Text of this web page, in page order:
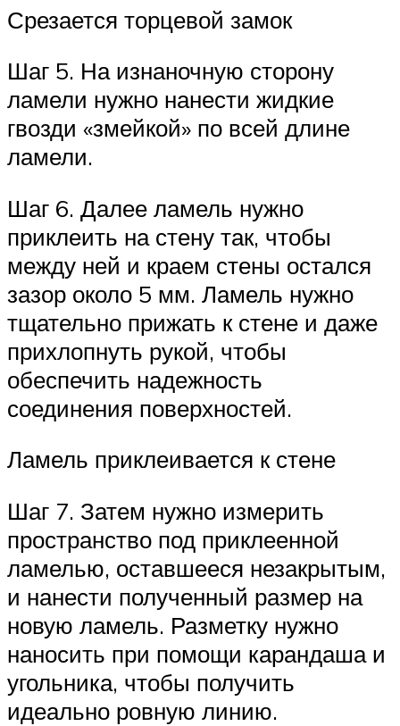
Срезается торцевой замок
Шаг 5. На изнаночную сторону
ламели нужно нанести жидкие
гвозди «змейкой» по всей длине
ламели.
Шаг 6. Далее ламель нужно
приклеить на стену так, чтобы
между ней и краем стены остался
зазор около 5 мм. Ламель нужно
тщательно прижать к стене и даже
прихлопнуть рукой, чтобы
обеспечить надежность
соединения поверхностей.
Ламель приклеивается к стене
Шаг 7. Затем нужно измерить
пространство под приклеенной
ламелью, оставшееся незакрытым,
и нанести полученный размер на
новую ламель. Разметку нужно
наносить при помощи карандаша и
угольника, чтобы получить
идеально ровную линию.